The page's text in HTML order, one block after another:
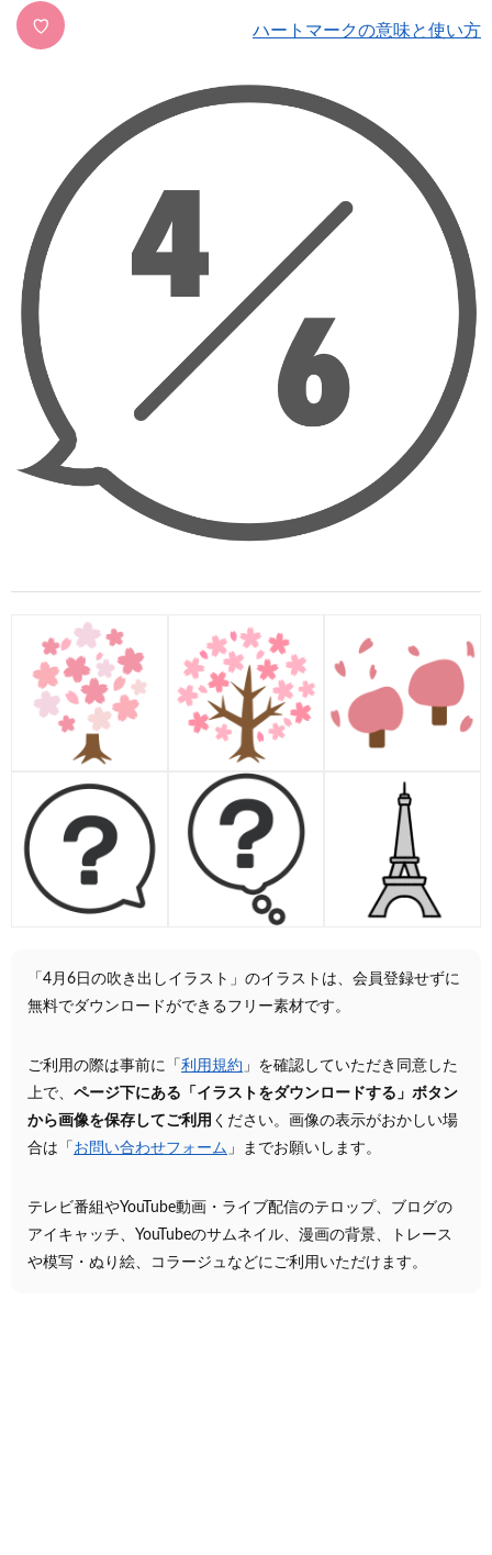
♡ ハートマークの意味と使い方
「4月6日の吹き出しイラスト」のイラストは、会員登録せずに
無料でダウンロードができるフリー素材です。
ご利用の際は事前に「 利用規約 」を確認していただき同意した
上で、 ページ下にある「イラストをダウンロードする」ボタン
から画像を保存してご利用 ください。画像の表示がおかしい場
合は「 お問い合わせフォーム 」までお願いします。
テレビ番組やYouTube動画・ライブ配信のテロップ、ブログの
アイキャッチ、YouTubeのサムネイル、漫画の背景、トレース
や模写・ぬり絵、コラージュなどにご利用いただけます。